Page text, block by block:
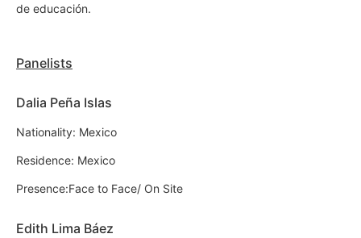
de educación.
Panelists
Dalia Peña Islas
Nationality: Mexico
Residence: Mexico
Presence:Face to Face/ On Site
Edith Lima Báez